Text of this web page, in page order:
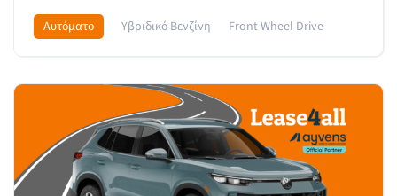
Αυτόματο Υβριδικό Βενζίνη
Front Wheel Drive